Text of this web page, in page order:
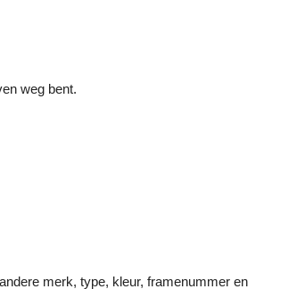
weg bent.
merk, type, kleur, framenummer en